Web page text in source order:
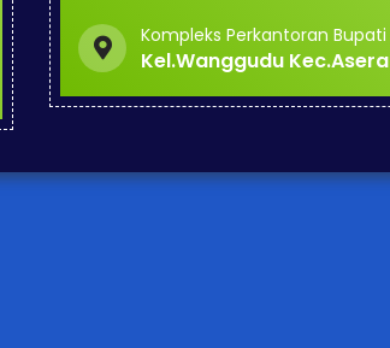
Kompleks Perkantoran Bupati
Kel.Wanggudu Kec.Asera